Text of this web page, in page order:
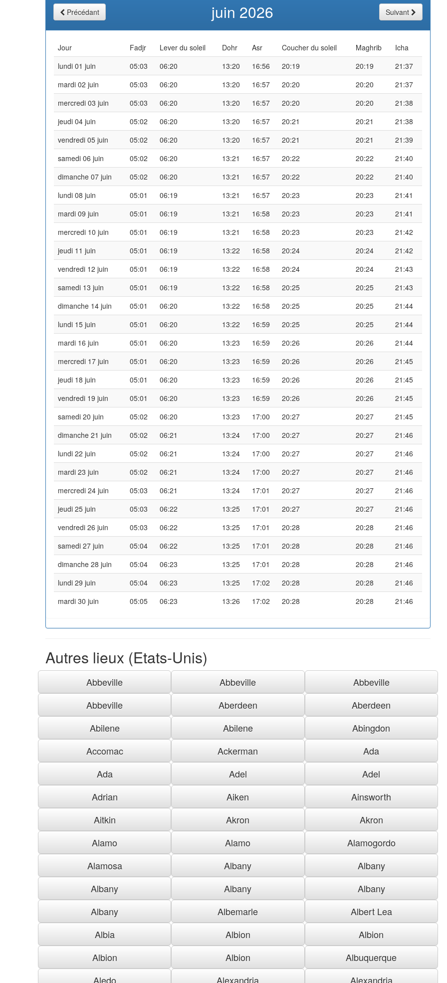
Précédant juin 2026 Suivant
Jour Fadjr Lever du soleil Dohr Asr Coucher du soleil Maghrib
Icha
lundi 01 juin
05:03 06:20 13:20 16:56 20:19 20:19
21:37
mardi 02 juin
05:03 06:20 13:20 16:57 20:20 20:20
21:37
mercredi 03 juin
05:03 06:20 13:20 16:57 20:20 20:20
21:38
jeudi 04 juin
05:02 06:20 13:20 16:57 20:21 20:21
21:38
vendredi 05 juin
05:02 06:20 13:20 16:57 20:21 20:21
21:39
samedi 06 juin
05:02 06:20 13:21 16:57 20:22 20:22
21:40
dimanche 07 juin
05:02 06:20 13:21 16:57 20:22 20:22
21:40
lundi 08 juin
05:01 06:19 13:21 16:57 20:23 20:23
21:41
mardi 09 juin
05:01 06:19 13:21 16:58 20:23 20:23
21:41
mercredi 10 juin
05:01 06:19 13:21 16:58 20:23 20:23
21:42
jeudi 11 juin
05:01 06:19 13:22 16:58 20:24 20:24
21:42
vendredi 12 juin
05:01 06:19 13:22 16:58 20:24 20:24
21:43
samedi 13 juin
05:01 06:19 13:22 16:58 20:25 20:25
21:43
dimanche 14 juin
05:01 06:20 13:22 16:58 20:25 20:25
21:44
lundi 15 juin
05:01 06:20 13:22 16:59 20:25 20:25
21:44
mardi 16 juin
05:01 06:20 13:23 16:59 20:26 20:26
21:44
mercredi 17 juin
05:01 06:20 13:23 16:59 20:26 20:26
21:45
jeudi 18 juin
05:01 06:20 13:23 16:59 20:26 20:26
21:45
vendredi 19 juin
05:01 06:20 13:23 16:59 20:26 20:26
21:45
samedi 20 juin
05:02 06:20 13:23 17:00 20:27 20:27
21:45
dimanche 21 juin
05:02 06:21 13:24 17:00 20:27 20:27
21:46
lundi 22 juin
05:02 06:21 13:24 17:00 20:27 20:27
21:46
mardi 23 juin
05:02 06:21 13:24 17:00 20:27 20:27
21:46
mercredi 24 juin
05:03 06:21 13:24 17:01 20:27 20:27
21:46
jeudi 25 juin
05:03 06:22 13:25 17:01 20:27 20:27
21:46
vendredi 26 juin
05:03 06:22 13:25 17:01 20:28 20:28
21:46
samedi 27 juin
05:04 06:22 13:25 17:01 20:28 20:28
21:46
dimanche 28 juin
05:04 06:23 13:25 17:01 20:28 20:28
21:46
lundi 29 juin
05:04 06:23 13:25 17:02 20:28 20:28
21:46
mardi 30 juin
05:05 06:23 13:26 17:02 20:28 20:28 21:46
Autres lieux (Etats-Unis)
Abbeville Abbeville
Abbeville
Abbeville
Aberdeen
Aberdeen
Abilene
Abilene
Abingdon
Accomac
Ackerman
Ada
Ada
Adel
Adel
Adrian
Aiken
Ainsworth
Aitkin
Akron
Akron
Alamo
Alamo
Alamogordo
Alamosa
Albany
Albany
Albany
Albany
Albany
Albany
Albemarle
Albert Lea
Albia
Albion
Albion
Albion
Albion
Albuquerque
Aledo
Alexandria Alexandria